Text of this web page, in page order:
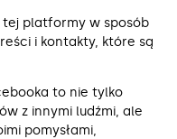
tej platformy w sposób
i kontakty, które są
to nie tylko
z innymi ludźmi, ale
pomysłami,